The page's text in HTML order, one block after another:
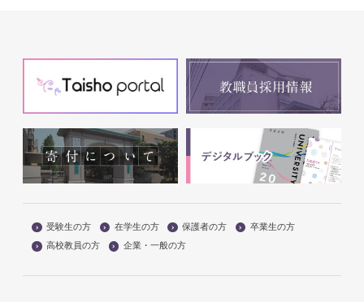
受験生の方 在学生の方 保護者の方
卒業生の方
高校教員の方
企業・一般の方